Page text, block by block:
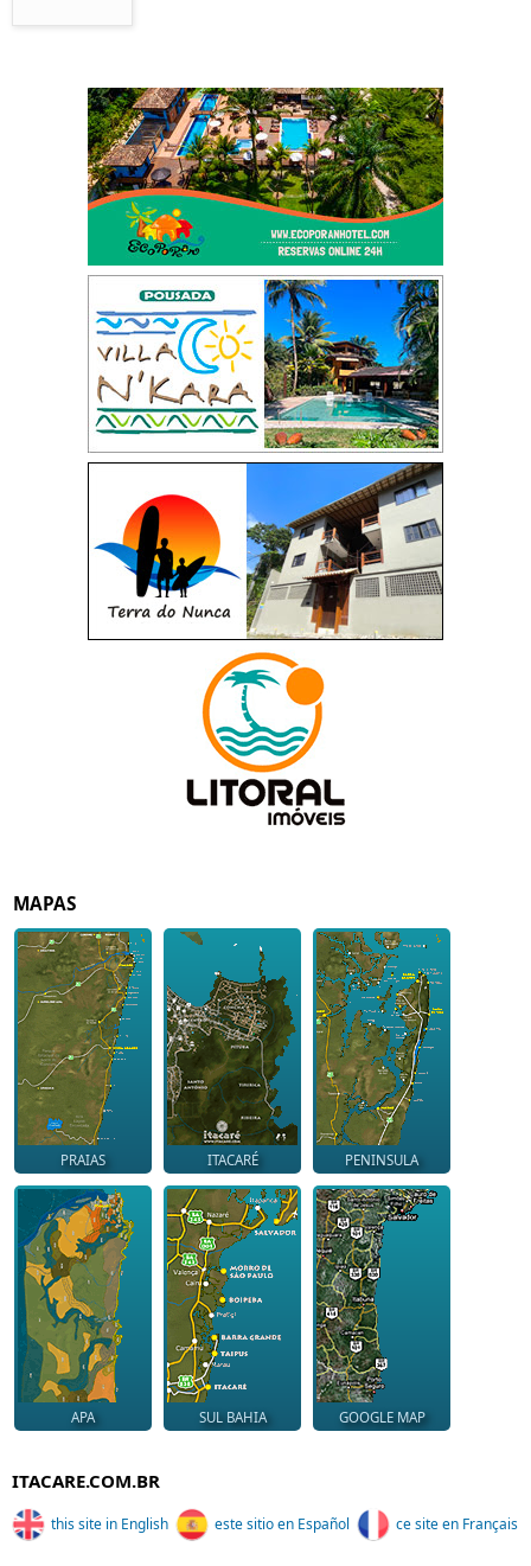
MAPAS
PRAIAS ITACARÉ PENINSULA
APA SUL BAHIA GOOGLE MAP
ITACARE.COM.BR
this site in English este sitio en Español ce site en Français